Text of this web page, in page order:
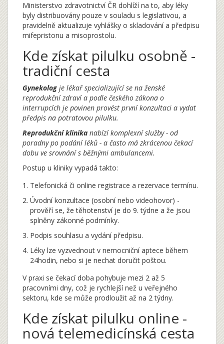
Ministerstvo zdravotnictví ČR dohlíží na to, aby léky
byly distribuovány pouze v souladu s legislativou, a
pravidelně aktualizuje vyhlášky o skladování a předpisu
mifepristonu a misoprostolu.
Kde získat pilulku osobně -
tradiční cesta
Gynekolog je lékař specializující se na ženské
reprodukční zdraví a podle českého zákona o
interrupcích je povinen provést první konzultaci a vydat
předpis na potratovou pilulku.
Reprodukční klinika nabízí komplexní služby - od
poradny po podání léků - a často má zkrácenou čekací
dobu ve srovnání s běžnými ambulancemi.
Postup u kliniky vypadá takto:
Telefonická či online registrace a rezervace termínu.
Úvodní konzultace (osobní nebo videohovor) -
prověří se, že těhotenství je do 9. týdne a že jsou
splněny zákonné podmínky.
Podpis souhlasu a vydání předpisu.
Léky lze vyzvednout v nemocniční aptece během
24hodin, nebo si je nechat doručit poštou.
V praxi se čekací doba pohybuje mezi 2 až 5
pracovními dny, což je rychlejší než u veřejného
sektoru, kde se může prodloužit až na 2 týdny.
Kde získat pilulku online -
nová telemedicínská cesta